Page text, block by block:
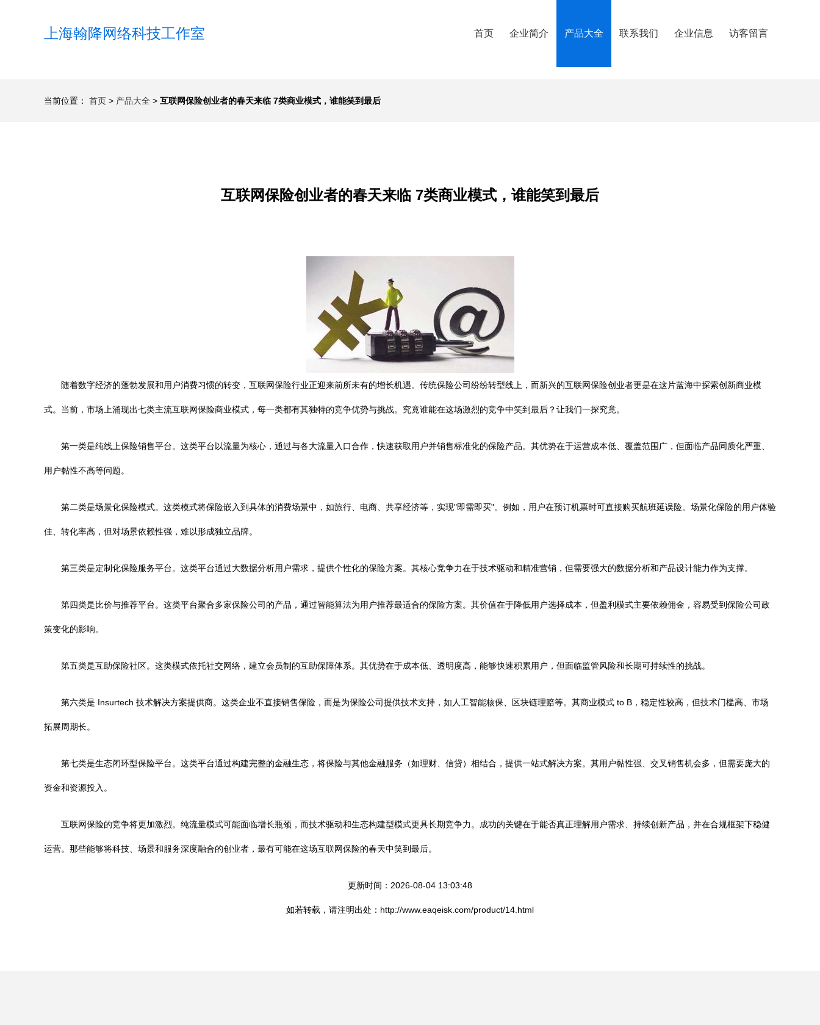
上海翰降网络科技工作室 首页 企业简介 产品大全 联系我们 企业信息 访客留言
当前位置： 首页 > 产品大全 > 互联网保险创业者的春天来临 7类商业模式，谁能笑到最后
互联网保险创业者的春天来临 7类商业模式，谁能笑到最后
随着数字经济的蓬勃发展和用户消费习惯的转变，互联网保险行业正迎来前所未有的增长机遇。传统保险公司纷纷转型线上，而新兴的互联网保险创业者更是在这片蓝海中探索创新商业模
式。当前，市场上涌现出七类主流互联网保险商业模式，每一类都有其独特的竞争优势与挑战。究竟谁能在这场激烈的竞争中笑到最后？让我们一探究竟。
第一类是纯线上保险销售平台。这类平台以流量为核心，通过与各大流量入口合作，快速获取用户并销售标准化的保险产品。其优势在于运营成本低、覆盖范围广，但面临产品同质化严重、
用户黏性不高等问题。
第二类是场景化保险模式。这类模式将保险嵌入到具体的消费场景中，如旅行、电商、共享经济等，实现"即需即买"。例如，用户在预订机票时可直接购买航班延误险。场景化保险的用户体验
佳、转化率高，但对场景依赖性强，难以形成独立品牌。
第三类是定制化保险服务平台。这类平台通过大数据分析用户需求，提供个性化的保险方案。其核心竞争力在于技术驱动和精准营销，但需要强大的数据分析和产品设计能力作为支撑。
第四类是比价与推荐平台。这类平台聚合多家保险公司的产品，通过智能算法为用户推荐最适合的保险方案。其价值在于降低用户选择成本，但盈利模式主要依赖佣金，容易受到保险公司政
策变化的影响。
第五类是互助保险社区。这类模式依托社交网络，建立会员制的互助保障体系。其优势在于成本低、透明度高，能够快速积累用户，但面临监管风险和长期可持续性的挑战。
第六类是 Insurtech 技术解决方案提供商。这类企业不直接销售保险，而是为保险公司提供技术支持，如人工智能核保、区块链理赔等。其商业模式 to B，稳定性较高，但技术门槛高、市场
拓展周期长。
第七类是生态闭环型保险平台。这类平台通过构建完整的金融生态，将保险与其他金融服务（如理财、信贷）相结合，提供一站式解决方案。其用户黏性强、交叉销售机会多，但需要庞大的
资金和资源投入。
互联网保险的竞争将更加激烈。纯流量模式可能面临增长瓶颈，而技术驱动和生态构建型模式更具长期竞争力。成功的关键在于能否真正理解用户需求、持续创新产品，并在合规框架下稳健
运营。那些能够将科技、场景和服务深度融合的创业者，最有可能在这场互联网保险的春天中笑到最后。
更新时间：2026-08-04 13:03:48
如若转载，请注明出处：http://www.eaqeisk.com/product/14.html